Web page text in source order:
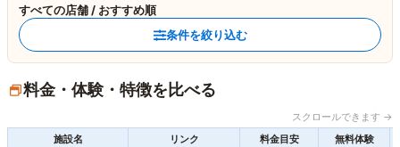
すべての店舗 / おすすめ順
条件を絞り込む
料金・体験・特徴を比べる
スクロールできます →
施設名
リンク 料金目安 無料体験